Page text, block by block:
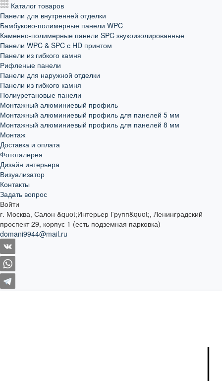
Каталог товаров
Панели для внутренней отделки
Бамбуково-полимерные панели WPC
Каменно-полимерные панели SPC звукоизолированные
Панели WPC & SPC с HD принтом
Панели из гибкого камня
Рифленые панели
Панели для наружной отделки
Панели из гибкого камня
Полиуретановые панели
Монтажный алюминиевый профиль
Монтажный алюминиевый профиль для панелей 5 мм
Монтажный алюминиевый профиль для панелей 8 мм
Монтаж
Доставка и оплата
Фотогалерея
Дизайн интерьера
Визуализатор
Контакты
Задать вопрос
Войти
г. Москва, Салон &quot;Интерьер Групп&quot;, Ленинградский
проспект 29, корпус 1 (есть подземная парковка)
domani9944@mail.ru